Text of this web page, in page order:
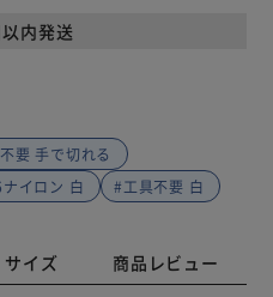
内発送
要 手で切れる
イロン 白 #工具不要 白
イズ 商品レビュー